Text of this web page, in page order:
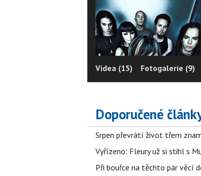
Videa (15) Fotogalerie (9)
Doporučené
Srpen převrátí život třem
Vyřízeno: Fleury už si stihl s
Při bouřce na těchto pár věcí